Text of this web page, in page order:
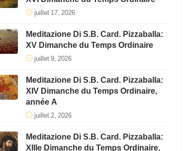
juillet 17, 2026
Meditazione Di S.B. Card. Pizzaballa:
XV Dimanche du Temps Ordinaire
juillet 9, 2026
Meditazione Di S.B. Card. Pizzaballa:
XIV Dimanche du Temps Ordinaire,
année A
juillet 2, 2026
Meditazione Di S.B. Card. Pizzaballa: